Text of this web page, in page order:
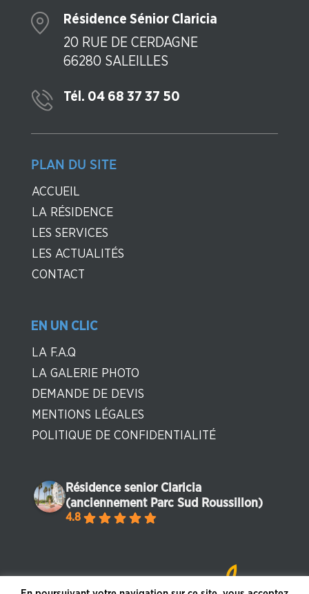
Résidence Sénior Claricia
20 RUE DE CERDAGNE
66280 SALEILLES
Tél. 04 68 37 37 50
PLAN DU SITE
ACCUEIL
LA RÉSIDENCE
LES SERVICES
LES ACTUALITÉS
CONTACT
EN UN CLIC
LA F.A.Q
LA GALERIE PHOTO
DEMANDE DE DEVIS
MENTIONS LÉGALES
POLITIQUE DE CONFIDENTIALITÉ
Résidence senior Claricia
(anciennement Parc Sud Roussillon)
4.8